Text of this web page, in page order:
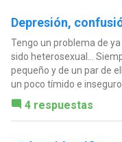
Depresión,
Tengo un problema de
sido heterosexual...
pequeño y de un par de
un poco tímido e
4 respuestas